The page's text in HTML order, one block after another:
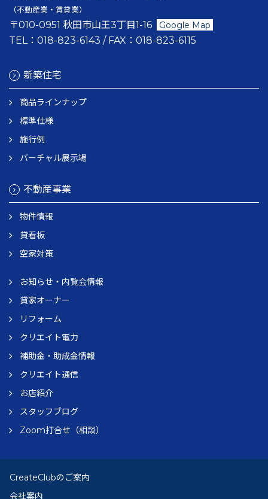
（不動産業・賃貸業）
〒010-0951 秋田市山王3丁目1-16 Google Map
TEL： 018-823-6143 / FAX： 018-823-6115
新築住宅
商品ラインナップ
標準仕様
施行例
バーチャル展示場
不動産事業
物件情報
貸看板
空家対策
お知らせ・内覧会情報
貸家オーナー
リフォーム
クリエイト電力
補助金・助成金情報
クリエイト通信
お店紹介
スタッフブログ
Zoom打合せ（相談）
CreateClubのご案内
会社案内